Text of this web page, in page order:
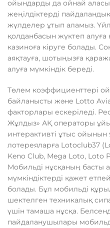
ойындарды да ойнай
жеңілдіктерді
жүлделер ұтып аламыз.
қолданбасын жүктеп алуға
казиноға кіруге болады.
аяқтауға, шотыңызға
алуға мүмкіндік береді.
Төлем коэффициенттері
байланысты және Lotto
факторлары ескеріледі.
Жұлдыз» АҚ операторы
интерактивті ұтыс
лотереяларға Lotoclub37
Keno Club, Mega Loto, Loto
Мобильді нұсқаның
мүмкіндіктерді қажет
болады. Бұл мобильді
шектелген техникалық
үшін тамаша нұсқа.
пайдаланушылары